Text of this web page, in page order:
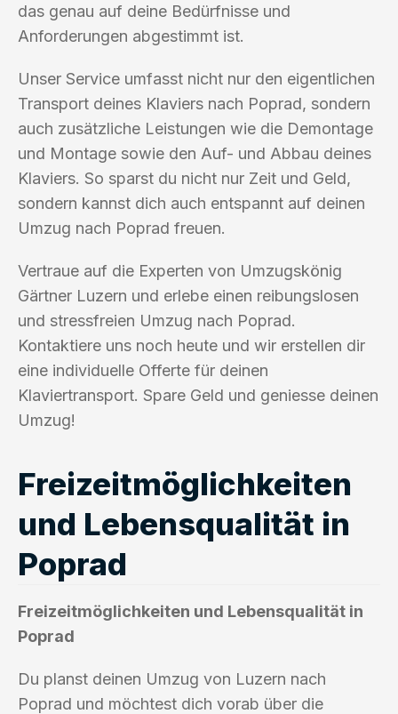
das genau auf deine Bedürfnisse und
Anforderungen abgestimmt ist.
Unser Service umfasst nicht nur den eigentlichen
Transport deines Klaviers nach Poprad, sondern
auch zusätzliche Leistungen wie die Demontage
und Montage sowie den Auf- und Abbau deines
Klaviers. So sparst du nicht nur Zeit und Geld,
sondern kannst dich auch entspannt auf deinen
Umzug nach Poprad freuen.
Vertraue auf die Experten von Umzugskönig
Gärtner Luzern und erlebe einen reibungslosen
und stressfreien Umzug nach Poprad.
Kontaktiere uns noch heute und wir erstellen dir
eine individuelle Offerte für deinen
Klaviertransport. Spare Geld und geniesse deinen
Umzug!
Freizeitmöglichkeiten
und Lebensqualität in
Poprad
Freizeitmöglichkeiten und Lebensqualität in
Poprad
Du planst deinen Umzug von Luzern nach
Poprad und möchtest dich vorab über die